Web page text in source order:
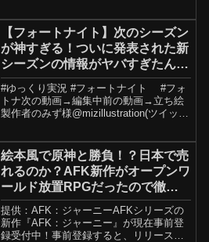
年切り抜き再生リスト→◆2018...
【フォートナイト】次のシーズン
が神すぎる！ついに発表された新
シーズンの情報がヤバすぎたんだ
けど！！！【ゆっくり実況】
#ゆっくり実況 #フォートナイト #フォ
トナ次の動画→編集中前の動画→立ち絵
製作者のみず様@mizillustration(ツイッタ
ガイドラインVO...
絵本風で原神と勝負！？日本で売
れるのか？AFK新作がオープンワ
ールド放置RPGだったので徹底
的にプレイして解説【AFK：ジャ
ーニー】
提供：AFK：ジャーニーAFKシリーズの
新作『AFK：ジャーニー』が現在事前登
録受付中！事前登録すると、リリース後